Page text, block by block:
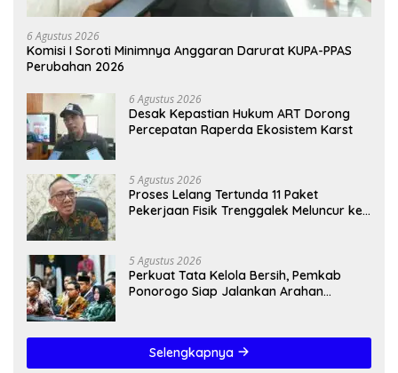
6 Agustus 2026
Komisi I Soroti Minimnya Anggaran Darurat KUPA-PPAS
Perubahan 2026
6 Agustus 2026
Desak Kepastian Hukum ART Dorong
Percepatan Raperda Ekosistem Karst
5 Agustus 2026
Proses Lelang Tertunda 11 Paket
Pekerjaan Fisik Trenggalek Meluncur ke
5 Agustus 2026
Perkuat Tata Kelola Bersih, Pemkab
Ponorogo Siap Jalankan Arahan
Selengkapnya